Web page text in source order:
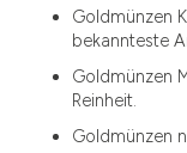
13.77
15.55
15.60
Goldmünzen
bekannteste
Goldmünzen
Reinheit.
Goldmünzen